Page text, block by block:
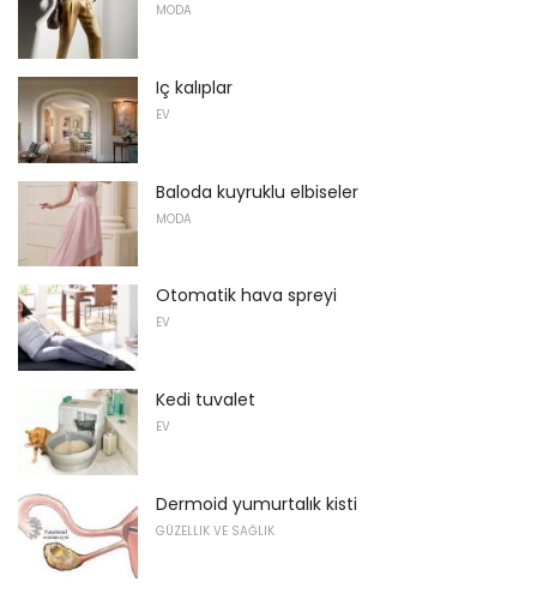
MODA
Iç kalıplar
EV
Baloda kuyruklu elbiseler
MODA
Otomatik hava spreyi
EV
Kedi tuvalet
EV
Dermoid yumurtalık kisti
GÜZELLIK VE SAĞLIK